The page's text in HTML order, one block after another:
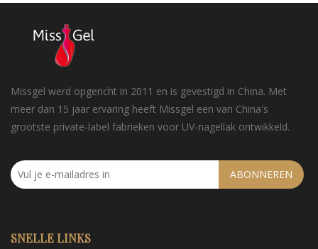
Missgel werd opgericht in 2011 en is gevestigd in China. Met
meer dan 15 jaar ervaring heeft Missgel een van China's
grootste private-label fabrieken voor UV-nagellak ontwikkeld.
ABONNEREN
SNELLE LINKS